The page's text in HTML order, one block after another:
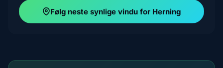
Følg neste synlige vindu for Herning